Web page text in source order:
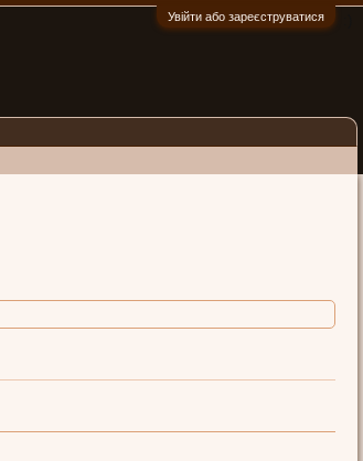
Увійти або зареєструватися